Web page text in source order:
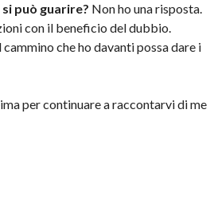
può guarire? Non ho una risposta.
con il beneficio del dubbio.
cammino che ho davanti possa dare i
per continuare a raccontarvi di me